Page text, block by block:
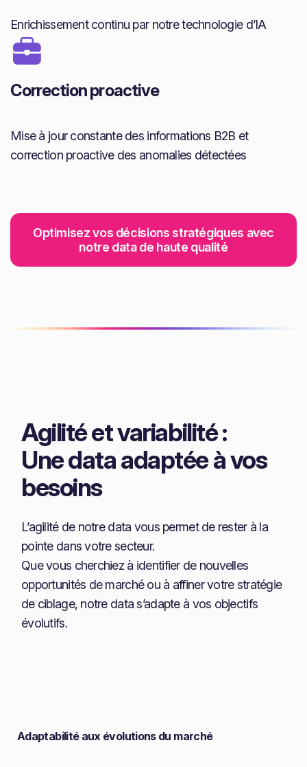
Enrichissement continu par notre technologie d’IA
Correction proactive
Mise à jour constante des informations B2B et
correction proactive des anomalies détectées
Optimisez vos décisions stratégiques avec
notre data de haute qualité
Agilité et variabilité :
Une data adaptée à vos
besoins
L’agilité de notre data vous permet de rester à la
pointe dans votre secteur.
Que vous cherchiez à identifier de nouvelles
opportunités de marché ou à affiner votre stratégie
de ciblage, notre data s’adapte à vos objectifs
évolutifs.
Adaptabilité aux évolutions du marché